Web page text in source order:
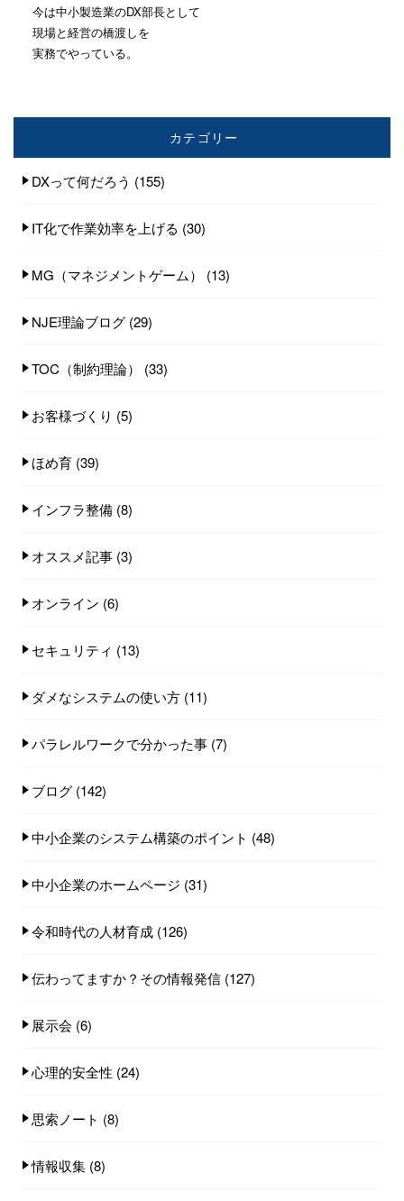
今は中小製造業のDX部長として
現場と経営の橋渡しを
実務でやっている。
カテゴリー
DXって何だろう (155)
IT化で作業効率を上げる (30)
MG（マネジメントゲーム） (13)
NJE理論ブログ (29)
TOC（制約理論） (33)
お客様づくり (5)
ほめ育 (39)
インフラ整備 (8)
オススメ記事 (3)
オンライン (6)
セキュリティ (13)
ダメなシステムの使い方 (11)
パラレルワークで分かった事 (7)
ブログ (142)
中小企業のシステム構築のポイント (48)
中小企業のホームページ (31)
令和時代の人材育成 (126)
伝わってますか？その情報発信 (127)
展示会 (6)
心理的安全性 (24)
思索ノート (8)
情報収集 (8)